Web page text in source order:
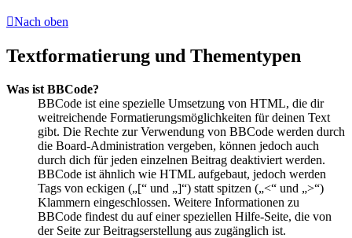
Nach oben
Textformatierung und Thementypen
Was ist BBCode?
BBCode ist eine spezielle Umsetzung von HTML, die dir
weitreichende Formatierungsmöglichkeiten für deinen Text
gibt. Die Rechte zur Verwendung von BBCode werden durch
die Board-Administration vergeben, können jedoch auch
durch dich für jeden einzelnen Beitrag deaktiviert werden.
BBCode ist ähnlich wie HTML aufgebaut, jedoch werden
Tags von eckigen („[“ und „]“) statt spitzen („<“ und „>“)
Klammern eingeschlossen. Weitere Informationen zu
BBCode findest du auf einer speziellen Hilfe-Seite, die von
der Seite zur Beitragserstellung aus zugänglich ist.